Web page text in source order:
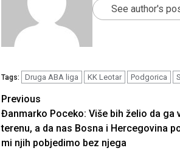
See author's
Tags: Druga ABA liga KK Leotar Podgorica
Continue
Reading
Previous
Đanmarko Poceko: Više bih želio da ga
terenu, a da nas Bosna i Hercegovina
mi njih pobjedimo bez njega